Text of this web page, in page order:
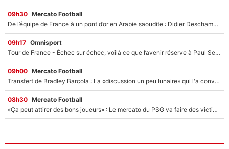
09h30 Mercato Football
De l’équipe de France à un pont d’or en Arabie saoudite : Didier Deschamps a donné sa réponse !
09h17 Omnisport
Tour de France - Échec sur échec, voilà ce que l’avenir réserve à Paul Seixas : «Tant qu’il y aura un Pogacar comme celui-là...»
09h00 Mercato Football
Transfert de Bradley Barcola : La «discussion un peu lunaire» qui l'a convaincu de quitter le PSG, son entourage est pointé du doigt
08h30 Mercato Football
«Ça peut attirer des bons joueurs» : Le mercato du PSG va faire des victimes dans l'effectif de Luis Enrique ?